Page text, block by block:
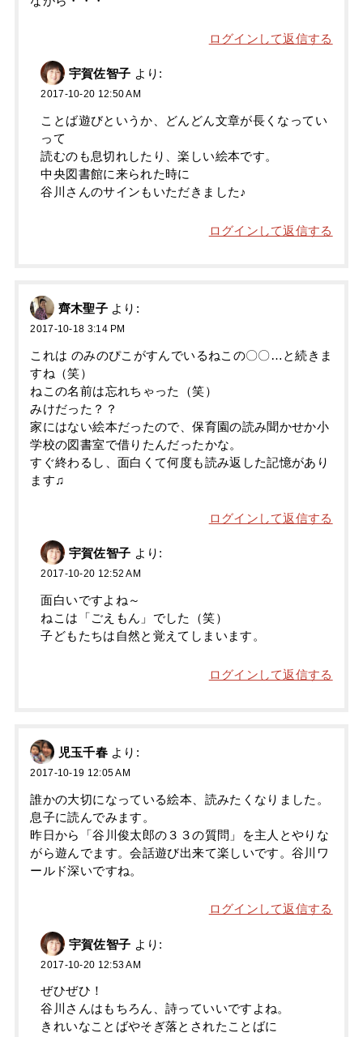
ログインして返信する
宇賀佐智子 より:
2017-10-20 12:50 AM
ことば遊びというか、どんどん文章が長くなってい
って
読むのも息切れしたり、楽しい絵本です。
中央図書館に来られた時に
谷川さんのサインもいただきました♪
ログインして返信する
齊木聖子 より:
2017-10-18 3:14 PM
これは のみのぴこがすんでいるねこの〇〇…と続きま
すね（笑）
ねこの名前は忘れちゃった（笑）
みけだった？？
家にはない絵本だったので、保育園の読み聞かせか小
学校の図書室で借りたんだったかな。
すぐ終わるし、面白くて何度も読み返した記憶があり
ます♫
ログインして返信する
宇賀佐智子 より:
2017-10-20 12:52 AM
面白いですよね～
ねこは「ごえもん」でした（笑）
子どもたちは自然と覚えてしまいます。
ログインして返信する
児玉千春 より:
2017-10-19 12:05 AM
誰かの大切になっている絵本、読みたくなりました。
息子に読んでみます。
昨日から「谷川俊太郎の３３の質問」を主人とやりな
がら遊んでます。会話遊び出来て楽しいです。谷川ワ
ールド深いですね。
ログインして返信する
宇賀佐智子 より:
2017-10-20 12:53 AM
ぜひぜひ！
谷川さんはもちろん、詩っていいですよね。
きれいなことばやそぎ落とされたことばに